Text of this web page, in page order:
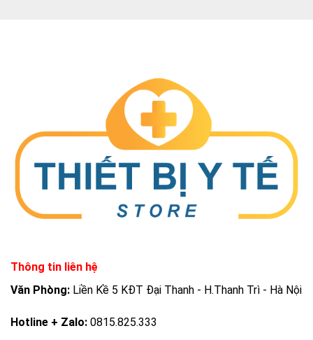
Thông tin liên hệ
Văn Phòng: Liền Kề 5 KĐT Đại Thanh - H.Thanh Trì - Hà Nội
Hotline + Zalo: 0815.825.333